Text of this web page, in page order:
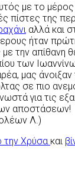
με το
πίστες της
αλλά και
ήταν
με την απίθανη
των
μας άνοιξαν
σε πιο
για τις
αποστάσεων!
Λ.)
Χρύσα και